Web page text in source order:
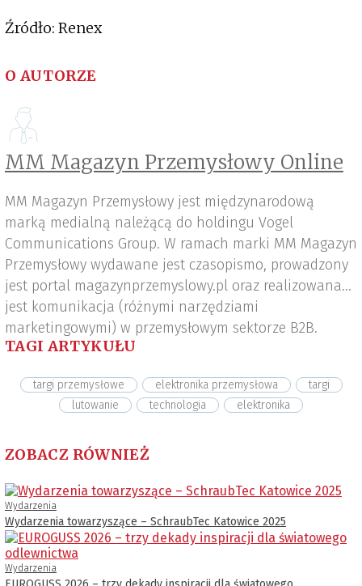
Źródło: Renex
O AUTORZE
MM Magazyn Przemysłowy Online
MM Magazyn Przemysłowy jest międzynarodową
marką medialną należącą do holdingu Vogel
Communications Group. W ramach marki MM Magazyn
Przemysłowy wydawane jest czasopismo, prowadzony
jest portal magazynprzemyslowy.pl oraz realizowana
jest komunikacja (różnymi narzędziami
marketingowymi) w przemysłowym sektorze B2B.
TAGI ARTYKUŁU
targi przemysłowe elektronika przemysłowa
targi
lutowanie
technologia elektronika
ZOBACZ RÓWNIEŻ
Wydarzenia
Wydarzenia towarzyszące – SchraubTec Katowice 2025
Wydarzenia